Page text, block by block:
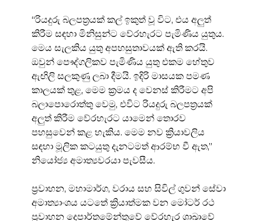
“රියදුරු බලපත්‍රයක් කල් ඉකුත් වූ විට, එය අලුත්
කිරීම සඳහා මිනිසුන්ට වේරහැරට පැමිණිය යුතුය.
මෙය සැලකිය යුතු අපහසුතාවයක් ඇති කරයි.
ඔවුන් පෞද්ගලිකව පැමිණිය යුතු එකම හේතුව
ඇඟිලි සලකුණු ලබා දීමයි. ඉදිරි මාසයක පමණ
කාලයක් තුළ, මෙම ක්‍රමය ද වෙනස් කිරීමට අපි
බලාපොරොත්තු වෙමු, එවිට රියදුරු බලපත්‍රයක්
අලුත් කිරීම වේරහැරට යාමෙන් තොරව
පහසුවෙන් කළ හැකිය. මෙම නව ක්‍රියාවලිය
සඳහා මූලික කටයුතු දැනටමත් ආරම්භ වී ඇත,”
නියෝජ්‍ය අමාත්‍යවරයා පැවසීය.
ප්‍රවාහන, මහාමාර්ග, වරාය සහ සිවිල් ගුවන් සේවා
අමාත්‍යාංශය යටතේ ක්‍රියාත්මක වන මෝටර් රථ
ප්‍රවාහන දෙපාර්තමේන්තුවේ වේරහැර ශාඛාවේ